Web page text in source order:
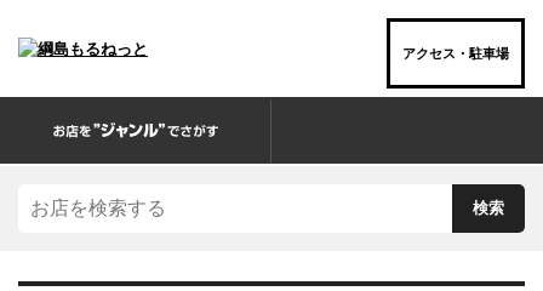
アクセス・駐車場